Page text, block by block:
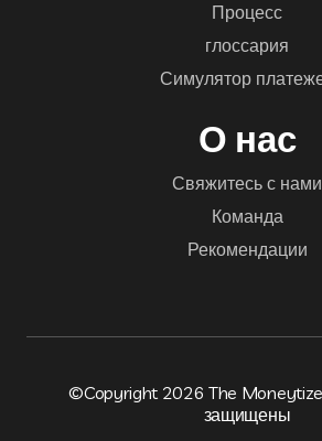
Процесс
глоссария
Симулятор
О нас
Свяжитесь с нами
Команда
Рекомендации
©Copyright 2026 The
защищены